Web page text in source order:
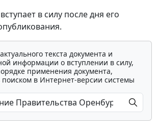
в силу после дня его
текста документа и
информации о вступлении в силу,
применения документа,
поиском в Интернет-версии системы